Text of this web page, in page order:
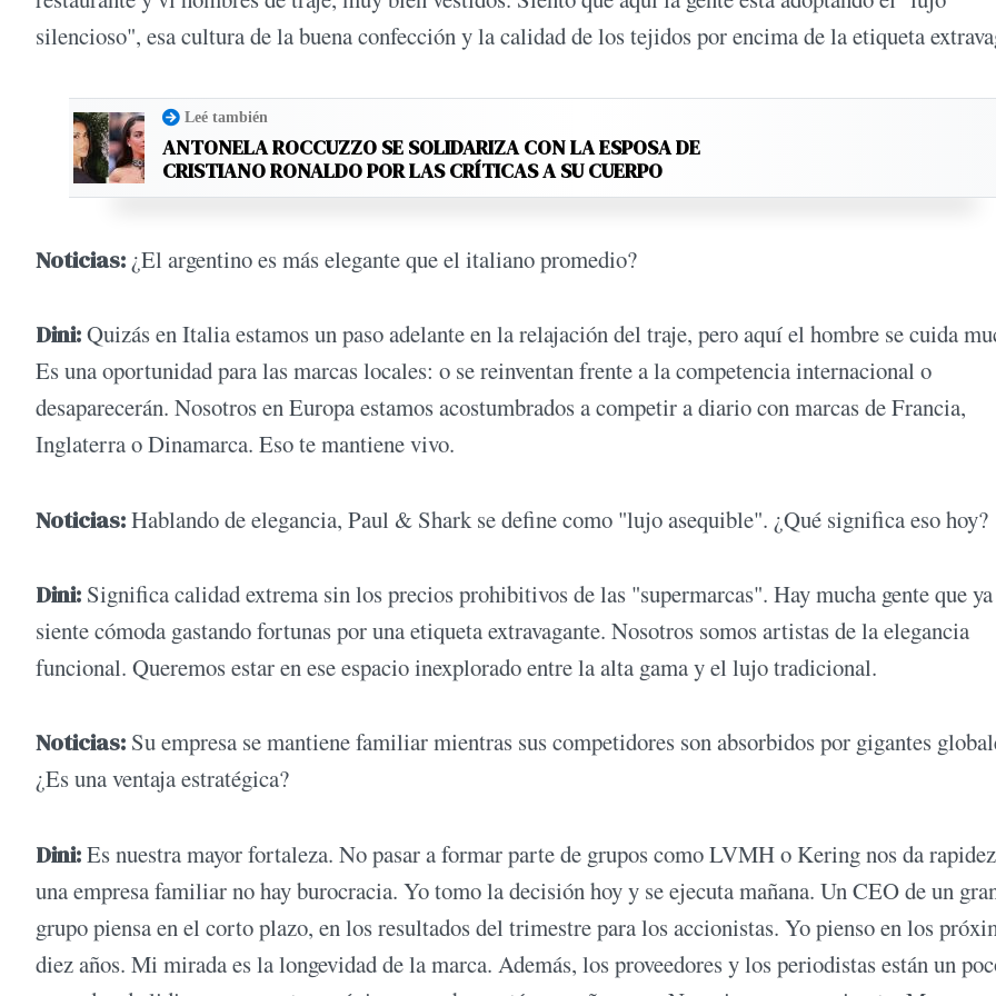
silencioso", esa cultura de la buena confección y la calidad de los tejidos por encima de la etiqueta
Leé también
ANTONELA ROCCUZZO SE SOLIDARIZA CON LA ESPOSA DE
CRISTIANO RONALDO POR LAS CRÍTICAS A SU CUERPO
Noticias: ¿El argentino es más elegante que el italiano promedio?
Dini:Quizás en Italia estamos un paso adelante en la relajación del traje, pero aquí el hombre se cuida
Es una oportunidad para las marcas locales: o se reinventan frente a la competencia internacional o
desaparecerán. Nosotros en Europa estamos acostumbrados a competir a diario con marcas de Francia,
Inglaterra o Dinamarca. Eso te mantiene vivo.
Noticias:Hablando de elegancia, Paul & Shark se define como "lujo asequible". ¿Qué significa eso hoy?
Dini: Significa calidad extrema sin los precios prohibitivos de las "supermarcas". Hay mucha gente que
siente cómoda gastando fortunas por una etiqueta extravagante. Nosotros somos artistas de la elegancia
funcional. Queremos estar en ese espacio inexplorado entre la alta gama y el lujo tradicional.
Noticias: Su empresa se mantiene familiar mientras sus competidores son absorbidos por gigantes
¿Es una ventaja estratégica?
Dini:Es nuestra mayor fortaleza. No pasar a formar parte de grupos como LVMH o Kering nos da
una empresa familiar no hay burocracia. Yo tomo la decisión hoy y se ejecuta mañana. Un CEO de un
grupo piensa en el corto plazo, en los resultados del trimestre para los accionistas. Yo pienso en los
diez años. Mi mirada es la longevidad de la marca. Además, los proveedores y los periodistas están un